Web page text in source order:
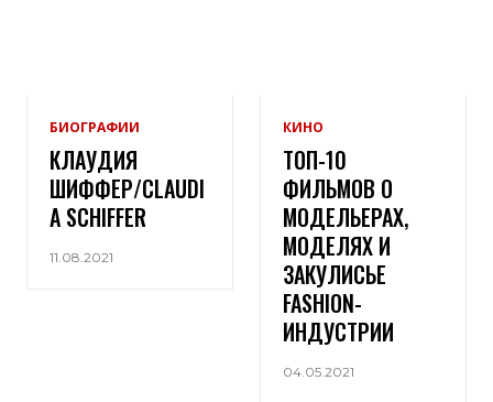
БИОГРАФИИ
КЛАУДИЯ
ШИФФЕР/CLAUDI
A SCHIFFER
11.08.2021
КИНО
ТОП-10
ФИЛЬМОВ О
МОДЕЛЬЕРАХ,
МОДЕЛЯХ И
ЗАКУЛИСЬЕ
FASHION-
ИНДУСТРИИ
04.05.2021